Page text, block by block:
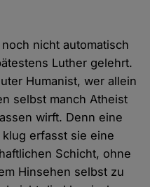
nicht automatisch
Luther gelehrt.
Humanist, wer allein
selbst manch Atheist
wirft. Denn eine
erfasst sie eine
Schicht, ohne
Hinsehen selbst zu